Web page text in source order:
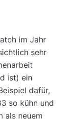
im Jahr
sehr
ist) ein
dafür,
so kühn und
als neuem